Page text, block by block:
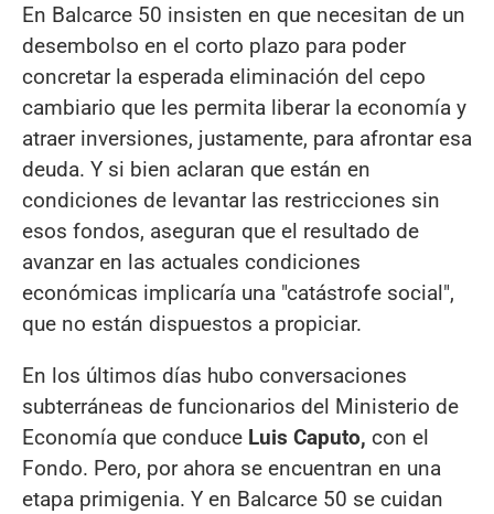
En Balcarce 50 insisten en que necesitan de un
desembolso en el corto plazo para poder
concretar la esperada eliminación del cepo
cambiario que les permita liberar la economía y
atraer inversiones, justamente, para afrontar esa
deuda. Y si bien aclaran que están en
condiciones de levantar las restricciones sin
esos fondos, aseguran que el resultado de
avanzar en las actuales condiciones
económicas implicaría una "catástrofe social",
que no están dispuestos a propiciar.
En los últimos días hubo conversaciones
subterráneas de funcionarios del Ministerio de
Economía que conduce Luis Caputo, con el
Fondo. Pero, por ahora se encuentran en una
etapa primigenia. Y en Balcarce 50 se cuidan